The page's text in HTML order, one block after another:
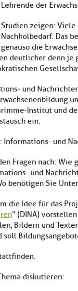
Lehrende der
Studien zeigen:
Nachholbedarf. Das
genauso die
deutlicher denn
und
Institut und
ein:
Informations- und
Fragen nach:
und
benötigen Sie
die Idee für das
“ (DINA)
Bildern und
soll
diskutieren: